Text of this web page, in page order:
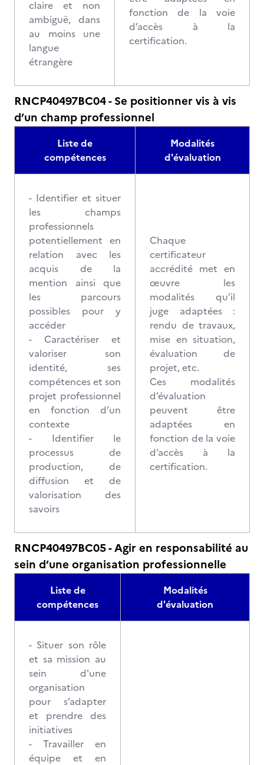
claire et non
ambiguë, dans
au moins une
langue
étrangère
fonction de la voie
d’accès à la
certification.
RNCP40497BC04 - Se positionner vis à vis
d’un champ professionnel
Liste de
compétences
Modalités
d'évaluation
- Identifier et situer
les champs
professionnels
potentiellement en
relation avec les
acquis de la
mention ainsi que
les parcours
possibles pour y
accéder
- Caractériser et
valoriser son
identité, ses
compétences et son
projet professionnel
en fonction d’un
contexte
- Identifier le
processus de
production, de
diffusion et de
valorisation des
savoirs
Chaque
certificateur
accrédité met en
œuvre les
modalités qu’il
juge adaptées :
rendu de travaux,
mise en situation,
évaluation de
projet, etc.
Ces modalités
d’évaluation
peuvent être
adaptées en
fonction de la voie
d’accès à la
certification.
RNCP40497BC05 - Agir en responsabilité au
sein d’une organisation professionnelle
Liste de
compétences
Modalités
d'évaluation
- Situer son rôle
et sa mission au
sein d'une
organisation
pour s’adapter
et prendre des
initiatives
- Travailler en
équipe et en